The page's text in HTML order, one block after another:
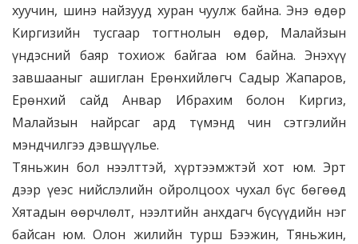
хуучин, шинэ найзууд хуран чуулж байна. Энэ өдөр
Киргизийн тусгаар тогтнолын өдөр, Малайзын
үндэсний баяр тохиож байгаа юм байна. Энэхүү
завшааныг ашиглан Ерөнхийлөгч Садыр Жапаров,
Ерөнхий сайд Анвар Ибрахим болон Киргиз,
Малайзын найрсаг ард түмэнд чин сэтгэлийн
мэндчилгээ дэвшүүлье.
Тяньжин бол нээлттэй, хүртээмжтэй хот юм. Эрт
дээр үеэс нийслэлийн ойролцоох чухал бүс бөгөөд
Хятадын өөрчлөлт, нээлтийн анхдагч бүсүүдийн нэг
байсан юм. Олон жилийн турш Бээжин, Тяньжин,